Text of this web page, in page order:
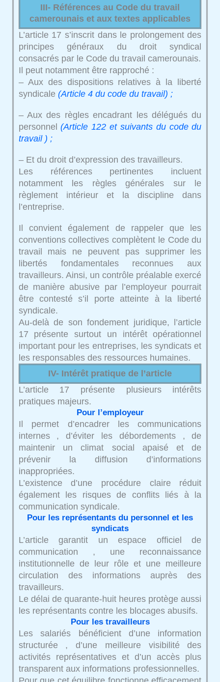
III- Références au Code du travail
camerounais et aux textes applicables
L’article 17 s’inscrit dans le prolongement des
principes généraux du droit syndical
consacrés par le Code du travail camerounais.
Il peut notamment être rapproché :
– Aux des dispositions relatives à la liberté
syndicale (Article 4 du code du travail) ;
– Aux des règles encadrant les délégués du
personnel(Article 122 et suivants du code du
travail ) ;
– Et du droit d’expression des travailleurs.
Les références pertinentes incluent
notamment les règles générales sur le
règlement intérieur et la discipline dans
l’entreprise.
Il convient également de rappeler que les
conventions collectives complètent le Code du
travail mais ne peuvent pas supprimer les
libertés fondamentales reconnues aux
travailleurs. Ainsi, un contrôle préalable exercé
de manière abusive par l’employeur pourrait
être contesté s’il porte atteinte à la liberté
syndicale.
Au-delà de son fondement juridique, l’article
17 présente surtout un intérêt opérationnel
important pour les entreprises, les syndicats et
les responsables des ressources humaines.
IV- Intérêt pratique de l’article
L’article 17 présente plusieurs intérêts
pratiques majeurs.
Pour l’employeur
Il permet d’encadrer les communications
internes , d’éviter les débordements , de
maintenir un climat social apaisé et de
prévenir la diffusion d’informations
inappropriées.
L’existence d’une procédure claire réduit
également les risques de conflits liés à la
communication syndicale.
Pour les représentants du personnel et les
syndicats
L’article garantit un espace officiel de
communication , une reconnaissance
institutionnelle de leur rôle et une meilleure
circulation des informations auprès des
travailleurs.
Le délai de quarante-huit heures protège aussi
les représentants contre les blocages abusifs.
Pour les travailleurs
Les salariés bénéficient d’une information
structurée , d’une meilleure visibilité des
activités représentatives et d’un accès plus
transparent aux informations professionnelles.